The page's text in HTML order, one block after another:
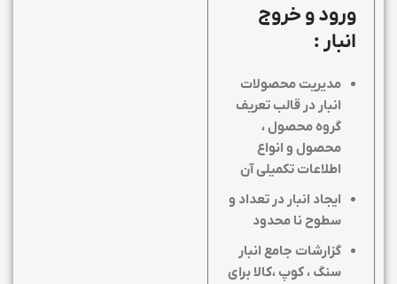
ورود و خروج
انبار :
مدیریت محصولات
انبار در قالب تعریف
گروه محصول ،
محصول و انواع
اطلاعات تکمیلی آن
ایجاد انبار در تعداد و
سطوح نا محدود
گزارشات جامع انبار
سنگ ، کوپ ،کالا برای